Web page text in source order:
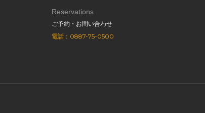
Reservations
ご予約・お問い合わせ
電話：0887-75-0500